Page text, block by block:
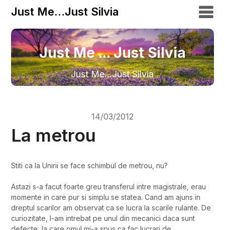
Just Me…Just Silvia
Just Me ... Just Silvia
Just Me…Just Silvia
14/03/2012
La metrou
Stiti ca la Unirii se face schimbul de metrou, nu?
Astazi s-a facut foarte greu transferul intre magistrale, erau
momente in care pur si simplu se statea. Cand am ajuns in
dreptul scarilor am observat ca se lucra la scarile rulante. De
curiozitate, l-am intrebat pe unul din mecanici daca sunt